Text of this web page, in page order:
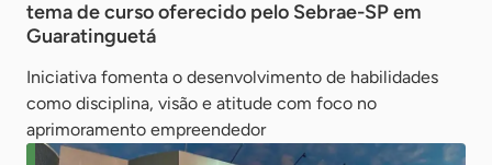
tema de curso oferecido pelo Sebrae-SP em
Guaratinguetá
Iniciativa fomenta o desenvolvimento de habilidades
como disciplina, visão e atitude com foco no
aprimoramento empreendedor